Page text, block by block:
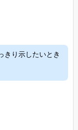
きり示したいとき